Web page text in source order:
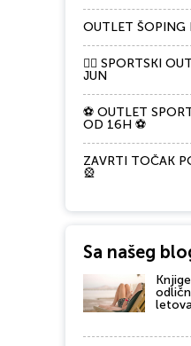
OUTLET ŠOPING
🏃‍♀️ SPORTSKI
JUN
⚽ OUTLET
OD 16H ⚽
ZAVRTI TOČAK
🎡
Sa našeg